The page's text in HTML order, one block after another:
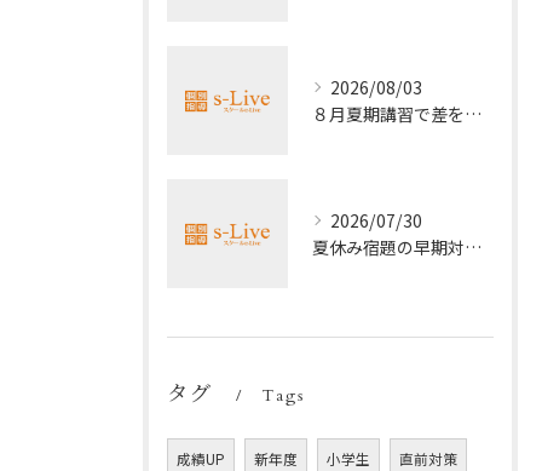
2026/08/03
８月夏期講習で差をつける受験勉強法
2026/07/30
夏休み宿題の早期対策ポイント
タグ Tags
成績UP 新年度 小学生 直前対策